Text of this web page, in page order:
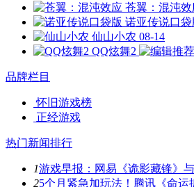
苍翼：混沌效
诺亚传说口袋
仙山小农 08-14
QQ炫舞2
品牌栏目
怀旧游戏榜
正经游戏
热门新闻排行
1游戏早报：网易《诡影藏锋》
25个月紧急加玩法！腾讯《命